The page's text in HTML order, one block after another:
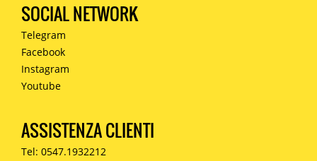
SOCIAL NETWORK
Telegram
Facebook
Instagram
Youtube
ASSISTENZA CLIENTI
Tel: 0547.1932212